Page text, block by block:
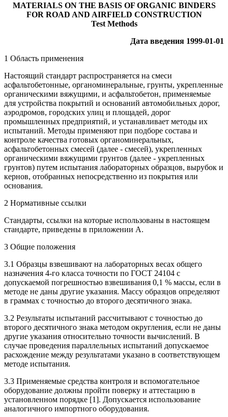
MATERIALS ON THE BASIS OF ORGANIC BINDERS
FOR ROAD AND AIRFIELD CONSTRUCTION
Test Methods
Дата введения 1999-01-01
1 Область применения
Настоящий стандарт распространяется на смеси
асфальтобетонные, органоминеральные, грунты, укрепленные
органическими вяжущими, и асфальтобетон, применяемые
для устройства покрытий и оснований автомобильных дорог,
аэродромов, городских улиц и площадей, дорог
промышленных предприятий, и устанавливает методы их
испытаний. Методы применяют при подборе состава и
контроле качества готовых органоминеральных,
асфальтобетонных смесей (далее - смесей), укрепленных
органическими вяжущими грунтов (далее - укрепленных
грунтов) путем испытания лабораторных образцов, вырубок и
кернов, отобранных непосредственно из покрытия или
основания.
2 Нормативные ссылки
Стандарты, ссылки на которые использованы в настоящем
стандарте, приведены в приложении А.
3 Общие положения
3.1 Образцы взвешивают на лабораторных весах общего
назначения 4-го класса точности по ГОСТ 24104 с
допускаемой погрешностью взвешивания 0,1 % массы, если в
методе не даны другие указания. Массу образцов определяют
в граммах с точностью до второго десятичного знака.
3.2 Результаты испытаний рассчитывают с точностью до
второго десятичного знака методом округления, если не даны
другие указания относительно точности вычислений. В
случае проведения параллельных испытаний допускаемое
расхождение между результатами указано в соответствующем
методе испытания.
3.3 Применяемые средства контроля и вспомогательное
оборудование должны пройти поверку и аттестацию в
установленном порядке [1]. Допускается использование
аналогичного импортного оборудования.